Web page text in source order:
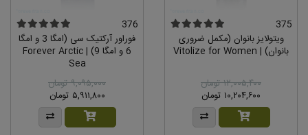
375
ویتولایز بانوان (مکمل ضروری
بانوان) | Vitolize for Women
۱۲,۰۰۵,۴۰۰ تومان
۱۰,۲۰۴,۶۰۰ تومان
376
فوراور آرکتیک سى (امگا 3 و امگا
6 و امگا 9) | Forever Arctic
Sea
۹,۰۹۵,۰۰۰ تومان
۵,۹۱۱,۸۰۰ تومان